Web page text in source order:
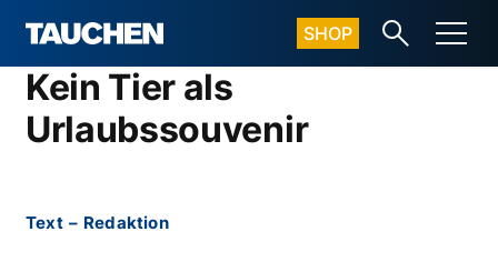
SHOP
Kein Tier als
Urlaubssouvenir
Text – Redaktion